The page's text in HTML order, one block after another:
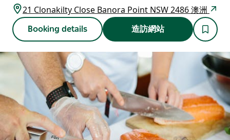
21 Clonakilty Close Banora Point NSW 2486 澳洲
Booking details 造訪網站